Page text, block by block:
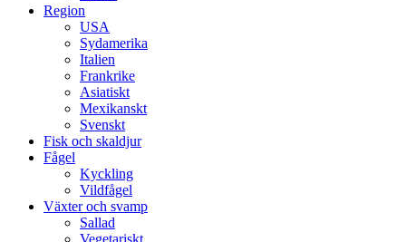
Region
USA
Sydamerika
Italien
Frankrike
Asiatiskt
Mexikanskt
Svenskt
Fisk och skaldjur
Fågel
Kyckling
Vildfågel
Växter och svamp
Sallad
Vegetariskt